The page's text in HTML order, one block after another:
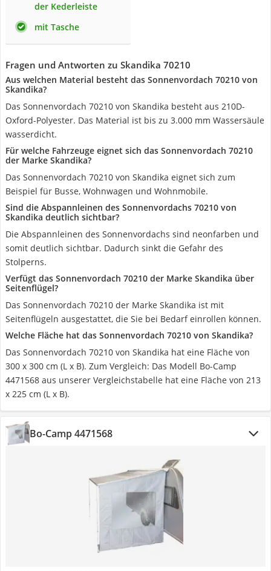
der Kederleiste
mit Tasche
Fragen und Antworten zu Skandika 70210
Aus welchen Material besteht das Sonnenvordach 70210 von
Skandika?
Das Sonnenvordach 70210 von Skandika besteht aus 210D-
Oxford-Polyester. Das Material ist bis zu 3.000 mm Wassersäule
wasserdicht.
Für welche Fahrzeuge eignet sich das Sonnenvordach 70210
der Marke Skandika?
Das Sonnenvordach 70210 von Skandika eignet sich zum
Beispiel für Busse, Wohnwagen und Wohnmobile.
Sind die Abspannleinen des Sonnenvordachs 70210 von
Skandika deutlich sichtbar?
Die Abspannleinen des Sonnenvordachs sind neonfarben und
somit deutlich sichtbar. Dadurch sinkt die Gefahr des
Stolperns.
Verfügt das Sonnenvordach 70210 der Marke Skandika über
Seitenflügel?
Das Sonnenvordach 70210 der Marke Skandika ist mit
Seitenflügeln ausgestattet, die Sie bei Bedarf einrollen können.
Welche Fläche hat das Sonnenvordach 70210 von Skandika?
Das Sonnenvordach 70210 von Skandika hat eine Fläche von
300 x 300 cm (L x B). Zum Vergleich: Das Modell Bo-Camp
4471568 aus unserer Vergleichstabelle hat eine Fläche von 213
x 225 cm (L x B).
Bo-Camp 4471568